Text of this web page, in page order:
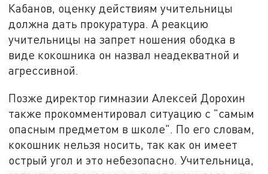
Кабанов, оценку действиям учительницы
должна дать прокуратура. А реакцию
учительницы на запрет ношения ободка в
виде кокошника он назвал неадекватной и
агрессивной.
Позже директор гимназии Алексей Дорохин
также прокомментировал ситуацию с "самым
опасным предметом в школе". По его словам,
кокошник нельзя носить, так как он имеет
острый угол и это небезопасно. Учительница,